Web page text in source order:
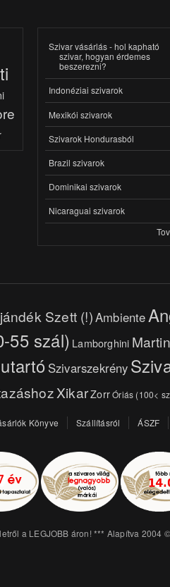
Szivar vásárlás - hol kapható
szivar, hogyan érdemes
beszerezni?
Indonéziai szivarok
Mexikói szivarok
Szivarok Hondurasból
Brazil szivarok
Dominikai szivarok
Nicaraguai szivarok
Szett (!)Ambiente
55 szál) Lamborghini
Szivarszekrény
XikarZorrÓriás (100<
Könyve Szállításról ÁSZF
a LEGJOBB áron! *** Alapítva 2004